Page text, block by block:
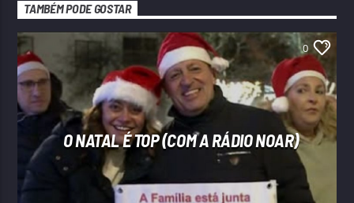
TAMBÉM PODE GOSTAR
0
O NATAL É TOP (COM A RÁDIO NOAR)